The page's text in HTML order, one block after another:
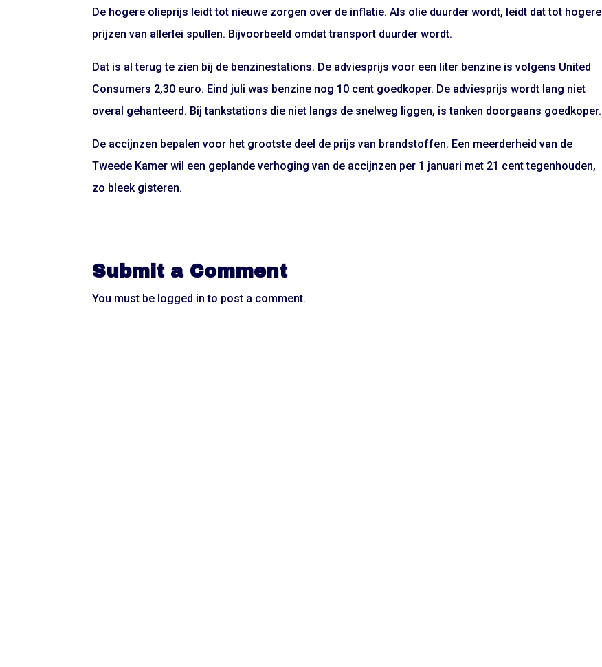
De hogere olieprijs leidt tot nieuwe zorgen over de inflatie. Als olie duurder wordt, leidt dat tot hogere
prijzen van allerlei spullen. Bijvoorbeeld omdat transport duurder wordt.
Dat is al terug te zien bij de benzinestations. De adviesprijs voor een liter benzine is volgens United
Consumers 2,30 euro. Eind juli was benzine nog 10 cent goedkoper. De adviesprijs wordt lang niet
overal gehanteerd. Bij tankstations die niet langs de snelweg liggen, is tanken doorgaans goedkoper.
De accijnzen bepalen voor het grootste deel de prijs van brandstoffen. Een meerderheid van de
Tweede Kamer wil een geplande verhoging van de accijnzen per 1 januari met 21 cent tegenhouden,
zo bleek gisteren.
Submit a Comment
You must be logged in to post a comment.